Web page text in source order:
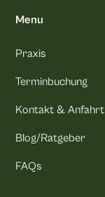
Menu
Praxis
Terminbuchung
Kontakt & Anfahrt
Blog/Ratgeber
FAQs